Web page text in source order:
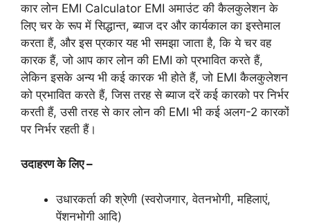
कार लोन EMI Calculator EMI अमाउंट की कैलकुलेशन के
लिए चर के रूप में सिद्धान्त, ब्याज दर और कार्यकाल का इस्तेमाल
करता हैं, और इस प्रकार यह भी समझा जाता है, कि ये चर वह
कारक हैं, जो आप कार लोन की EMI को प्रभावित करते हैं,
लेकिन इसके अन्य भी कई कारक भी होते हैं, जो EMI कैलकुलेशन
को प्रभावित करते हैं, जिस तरह से ब्याज दरें कई कारको पर निर्भर
करती हैं, उसी तरह से कार लोन की EMI भी कई अलग-2 कारकों
पर निर्भर रहती हैं।
उदाहरण के लिए –
उधारकर्ता की श्रेणी (स्वरोजगार, वेतनभोगी, महिलाएं,
पेंशनभोगी आदि)